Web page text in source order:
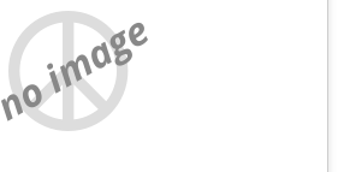
no image